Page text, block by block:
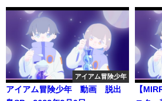
アイアム冒険少年
アイアム冒険少年 動画 脱出
【